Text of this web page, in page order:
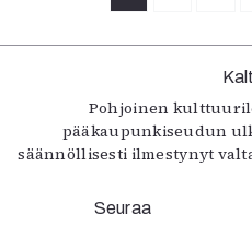
Pohjoinen
pääkaupunkiseudun
säännöllisesti ilmestynyt
Seuraa